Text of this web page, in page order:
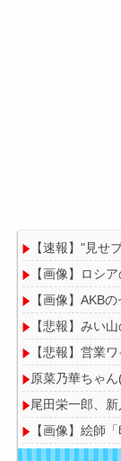
【速報】"見
【画像】ロシ
【画像】AKB
【悲報】みい
【悲報】営業
原菜乃華ちゃ
尾田栄一郎、
【画像】絵師